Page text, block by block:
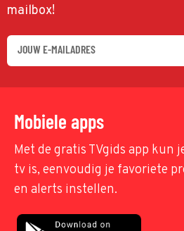
mailbox!
Mobiele apps
Met de gratis TVgids app kun
tv is, eenvoudig je favoriete
en alerts instellen.